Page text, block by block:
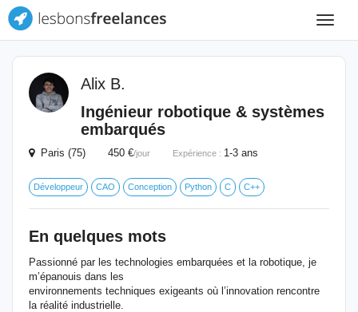
Toggle
Alix B.
Ingénieur robotique & systèmes
embarqués
Paris (75) 450 €/jour Expérience : 1-3 ans
Développeur CAO Conception Python C C++
En quelques mots
Passionné par les technologies embarquées et la robotique, je
m’épanouis dans les
environnements techniques exigeants où l’innovation rencontre
la réalité industrielle.